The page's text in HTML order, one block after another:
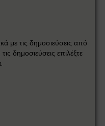
με τις δημοσιεύσεις από
δημοσιεύσεις επιλέξτε